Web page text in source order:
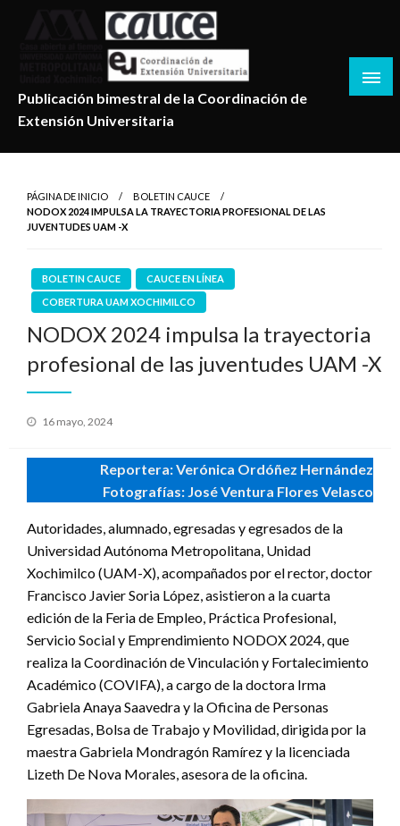
Publicación bimestral de la Coordinación de
Extensión Universitaria
PÁGINA DE INICIO
BOLETIN CAUCE
NODOX 2024 IMPULSA LA TRAYECTORIA PROFESIONAL DE LAS
JUVENTUDES UAM -X
BOLETIN CAUCE
CAUCE EN LÍNEA
COBERTURA UAM XOCHIMILCO
NODOX 2024 impulsa la trayectoria
profesional de las juventudes UAM -X
Publicado
16 mayo, 2024
Reportera: Verónica Ordóñez Hernández
Fotografías: José Ventura Flores Velasco
Autoridades, alumnado, egresadas y egresados de la
Universidad Autónoma Metropolitana, Unidad
Xochimilco (UAM-X), acompañados por el rector, doctor
Francisco Javier Soria López, asistieron a la cuarta
edición de la Feria de Empleo, Práctica Profesional,
Servicio Social y Emprendimiento NODOX 2024, que
realiza la Coordinación de Vinculación y Fortalecimiento
Académico (COVIFA), a cargo de la doctora Irma
Gabriela Anaya Saavedra y la Oficina de Personas
Egresadas, Bolsa de Trabajo y Movilidad, dirigida por la
maestra Gabriela Mondragón Ramírez y la licenciada
Lizeth De Nova Morales, asesora de la oficina.